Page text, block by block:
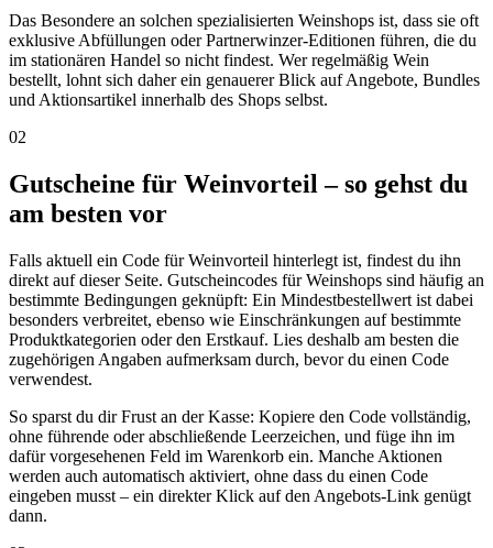
Das Besondere an solchen spezialisierten Weinshops ist, dass sie oft
exklusive Abfüllungen oder Partnerwinzer-Editionen führen, die du
im stationären Handel so nicht findest. Wer regelmäßig Wein
bestellt, lohnt sich daher ein genauerer Blick auf Angebote, Bundles
und Aktionsartikel innerhalb des Shops selbst.
02
Gutscheine für Weinvorteil – so gehst du
am besten vor
Falls aktuell ein Code für Weinvorteil hinterlegt ist, findest du ihn
direkt auf dieser Seite. Gutscheincodes für Weinshops sind häufig an
bestimmte Bedingungen geknüpft: Ein Mindestbestellwert ist dabei
besonders verbreitet, ebenso wie Einschränkungen auf bestimmte
Produktkategorien oder den Erstkauf. Lies deshalb am besten die
zugehörigen Angaben aufmerksam durch, bevor du einen Code
verwendest.
So sparst du dir Frust an der Kasse: Kopiere den Code vollständig,
ohne führende oder abschließende Leerzeichen, und füge ihn im
dafür vorgesehenen Feld im Warenkorb ein. Manche Aktionen
werden auch automatisch aktiviert, ohne dass du einen Code
eingeben musst – ein direkter Klick auf den Angebots-Link genügt
dann.